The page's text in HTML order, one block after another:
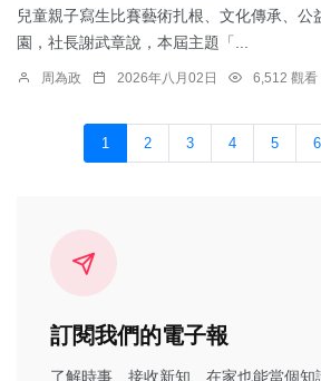
兒童親子寫生比賽藝術扎根、文化傳承、公
園，社長謝武章說，本屆主題「...
周為政 2026年八月02日 6,512 觀看
1 2 3 4 5 6
訂閱我們的電子報
了解時事、接收新知、在家也能當個知